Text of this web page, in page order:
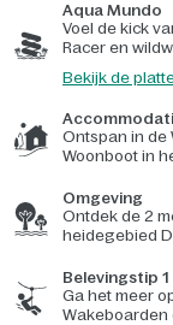
Aqua Mundo
Voel de kick
Racer en
Bekijk de
Ontspan in de
Woonboot in
Omgeving
Ontdek de 2
heidegebied
Belevingstip 1
Ga het meer
Wakeboarden